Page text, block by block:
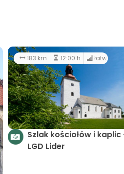
183 km 12:00 h łatwy
Szlak kościołów i kaplic
LGD Lider